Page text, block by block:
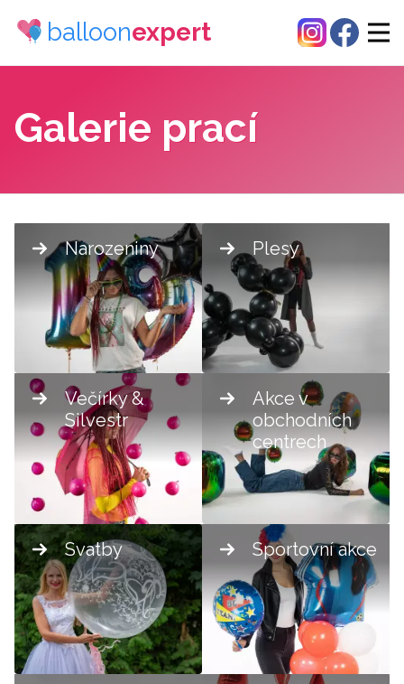
balloonexpert
Galerie prací
Narozeniny Plesy
Večírky &
Silvestr
Akce v
obchodních
centrech
Svatby Sportovní akce